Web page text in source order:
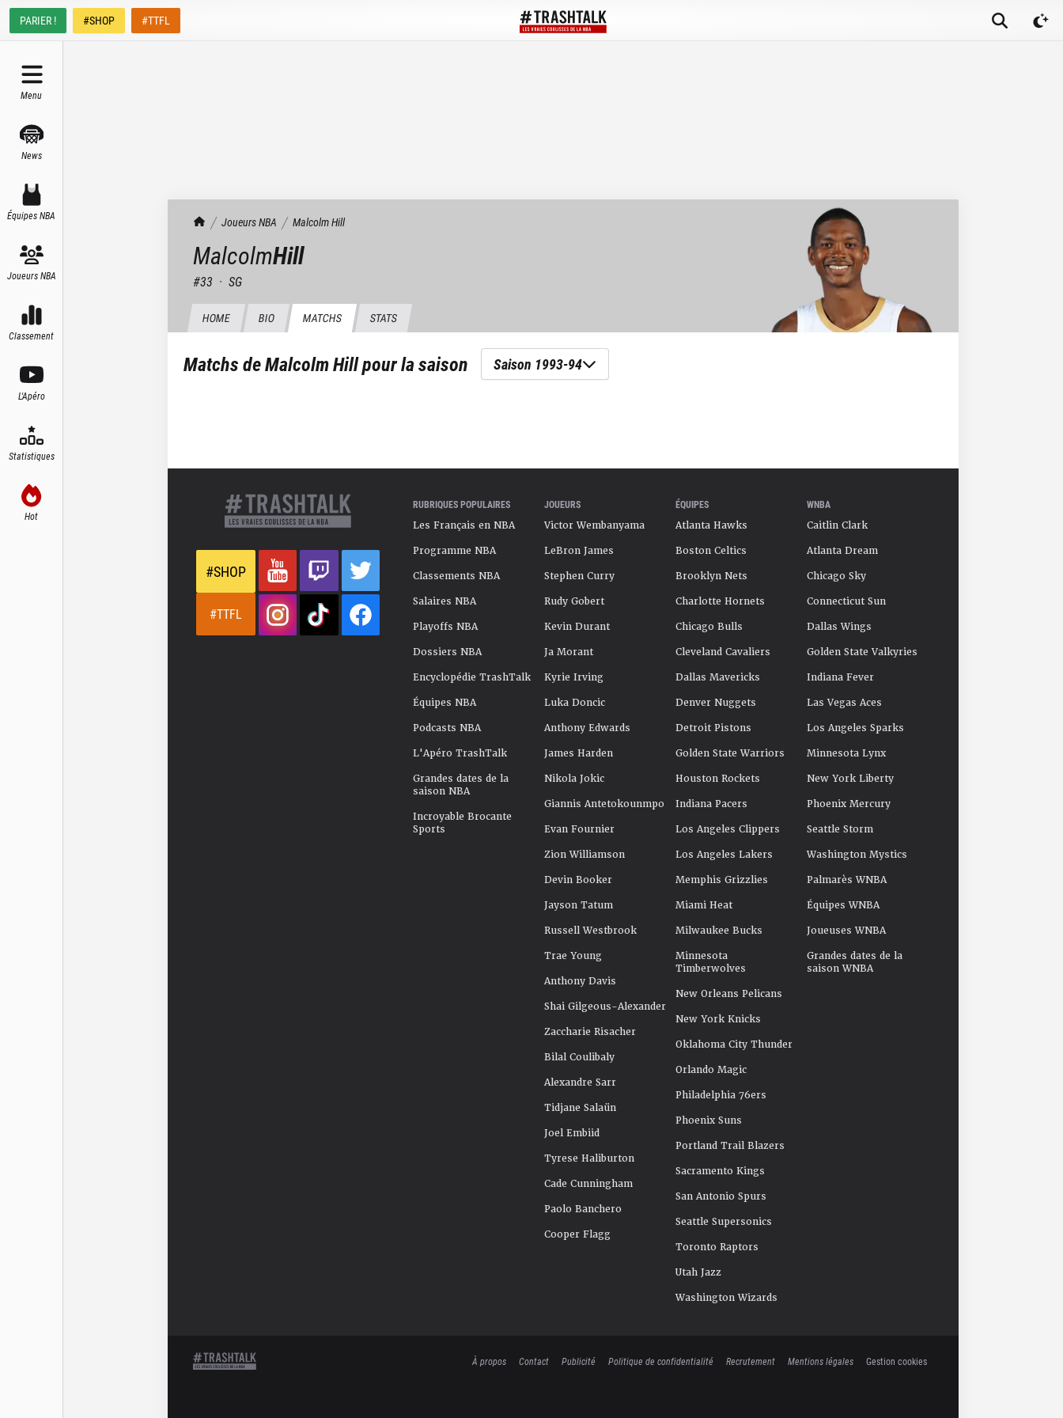
PARIER ! #SHOP #TTFL
Menu
News
Équipes NBA
Joueurs NBA
Classement
L'Apéro
Statistiques
Hot
TrashTalk Actu NBA
Joueurs NBA MalcolmHill
MalcolmHill
#33 · SG
HOME BIO MATCHS STATS
Matchs deMalcolm Hillpour la saison Saison 1993-94
#SHOP
#TTFL
RUBRIQUES POPULAIRES
Les Français en NBA
Programme NBA
Classements NBA
Salaires NBA
Playoffs NBA
Dossiers NBA
Encyclopédie TrashTalk
Équipes NBA
Podcasts NBA
L'Apéro TrashTalk
Grandes dates de la
saison NBA
Incroyable Brocante
Sports
JOUEURS
Victor Wembanyama
LeBron James
Stephen Curry
Rudy Gobert
Kevin Durant
Ja Morant
Kyrie Irving
Luka Doncic
Anthony Edwards
James Harden
Nikola Jokic
Giannis Antetokounmpo
Evan Fournier
Zion Williamson
Devin Booker
Jayson Tatum
Russell Westbrook
Trae Young
Anthony Davis
Shai Gilgeous-Alexander
Zaccharie Risacher
Bilal Coulibaly
Alexandre Sarr
Tidjane Salaün
Joel Embiid
Tyrese Haliburton
Cade Cunningham
Paolo Banchero
Cooper Flagg
ÉQUIPES
Atlanta Hawks
Boston Celtics
Brooklyn Nets
Charlotte Hornets
Chicago Bulls
Cleveland Cavaliers
Dallas Mavericks
Denver Nuggets
Detroit Pistons
Golden State Warriors
Houston Rockets
Indiana Pacers
Los Angeles Clippers
Los Angeles Lakers
Memphis Grizzlies
Miami Heat
Milwaukee Bucks
Minnesota
Timberwolves
New Orleans Pelicans
New York Knicks
Oklahoma City Thunder
Orlando Magic
Philadelphia 76ers
Phoenix Suns
Portland Trail Blazers
Sacramento Kings
San Antonio Spurs
Seattle Supersonics
Toronto Raptors
Utah Jazz
Washington Wizards
WNBA
Caitlin Clark
Atlanta Dream
Chicago Sky
Connecticut Sun
Dallas Wings
Golden State Valkyries
Indiana Fever
Las Vegas Aces
Los Angeles Sparks
Minnesota Lynx
New York Liberty
Phoenix Mercury
Seattle Storm
Washington Mystics
Palmarès WNBA
Équipes WNBA
Joueuses WNBA
Grandes dates de la
saison WNBA
À propos Contact Publicité Politique de confidentialité Recrutement Mentions légales Gestion cookies